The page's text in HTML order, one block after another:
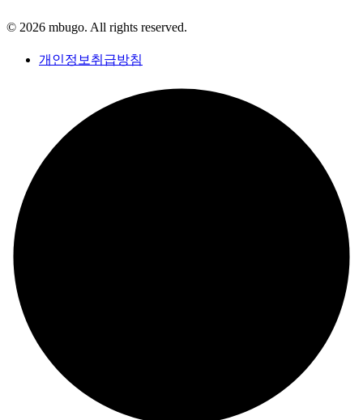
© 2026 mbugo. All rights reserved.
개인정보취급방침